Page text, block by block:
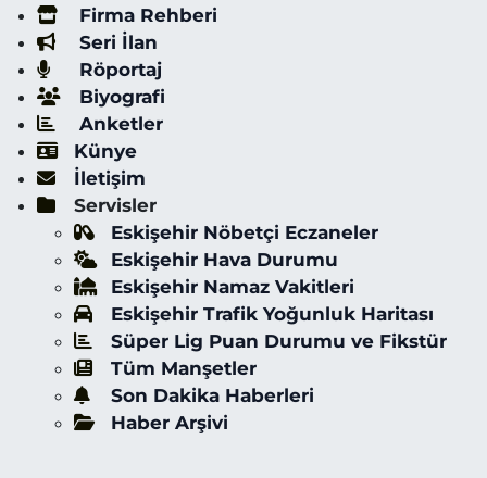
Firma Rehberi
Seri İlan
Röportaj
Biyografi
Anketler
Künye
İletişim
Servisler
Eskişehir Nöbetçi Eczaneler
Eskişehir Hava Durumu
Eskişehir Namaz Vakitleri
Eskişehir Trafik Yoğunluk Haritası
Süper Lig Puan Durumu ve Fikstür
Tüm Manşetler
Son Dakika Haberleri
Haber Arşivi